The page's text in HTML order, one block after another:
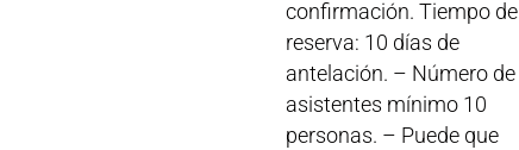
confirmación. Tiempo de
reserva: 10 días de
antelación. – Número de
asistentes mínimo 10
personas. – Puede que